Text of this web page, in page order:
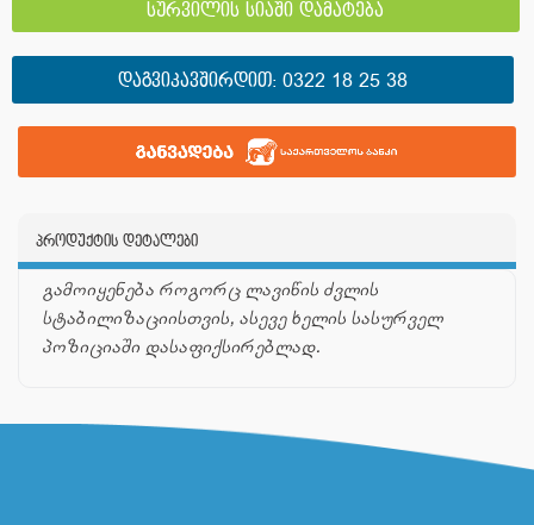
სურვილის სიაში დამატება
ᲓᲐᲒᲕᲘᲙᲐᲕᲨᲘᲠᲓᲘᲗ:0322 18 25 38
პროდუქტის დეტალები
გამოიყენება როგორც ლავიწის ძვლის
სტაბილიზაციისთვის, ასევე ხელის სასურველ
პოზიციაში დასაფიქსირებლად.